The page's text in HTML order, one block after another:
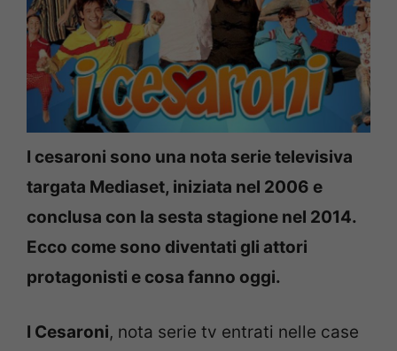
I cesaroni sono una nota serie televisiva
targata Mediaset, iniziata nel 2006 e
conclusa con la sesta stagione nel 2014.
Ecco come sono diventati gli attori
protagonisti e cosa fanno oggi.
I Cesaroni, nota serie tv entrati nelle case